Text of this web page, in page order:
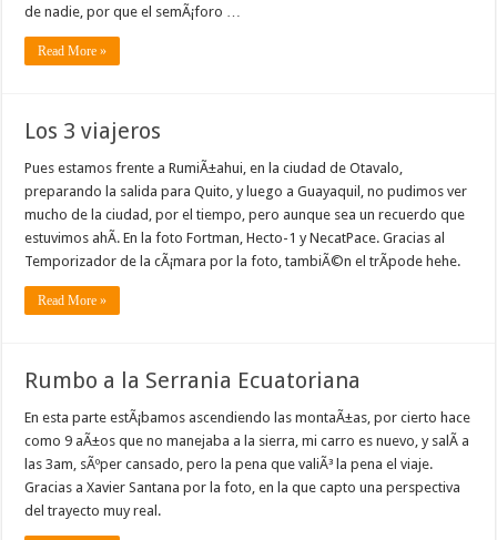
de nadie, por que el semÃ¡foro …
Read More »
Los 3 viajeros
Pues estamos frente a RumiÃ±ahui, en la ciudad de Otavalo,
preparando la salida para Quito, y luego a Guayaquil, no pudimos ver
mucho de la ciudad, por el tiempo, pero aunque sea un recuerdo que
estuvimos ahÃ­. En la foto Fortman, Hecto-1 y NecatPace. Gracias al
Temporizador de la cÃ¡mara por la foto, tambiÃ©n el trÃ­pode hehe.
Read More »
Rumbo a la Serrania Ecuatoriana
En esta parte estÃ¡bamos ascendiendo las montaÃ±as, por cierto hace
como 9 aÃ±os que no manejaba a la sierra, mi carro es nuevo, y salÃ­ a
las 3am, sÃºper cansado, pero la pena que valiÃ³ la pena el viaje.
Gracias a Xavier Santana por la foto, en la que capto una perspectiva
del trayecto muy real.